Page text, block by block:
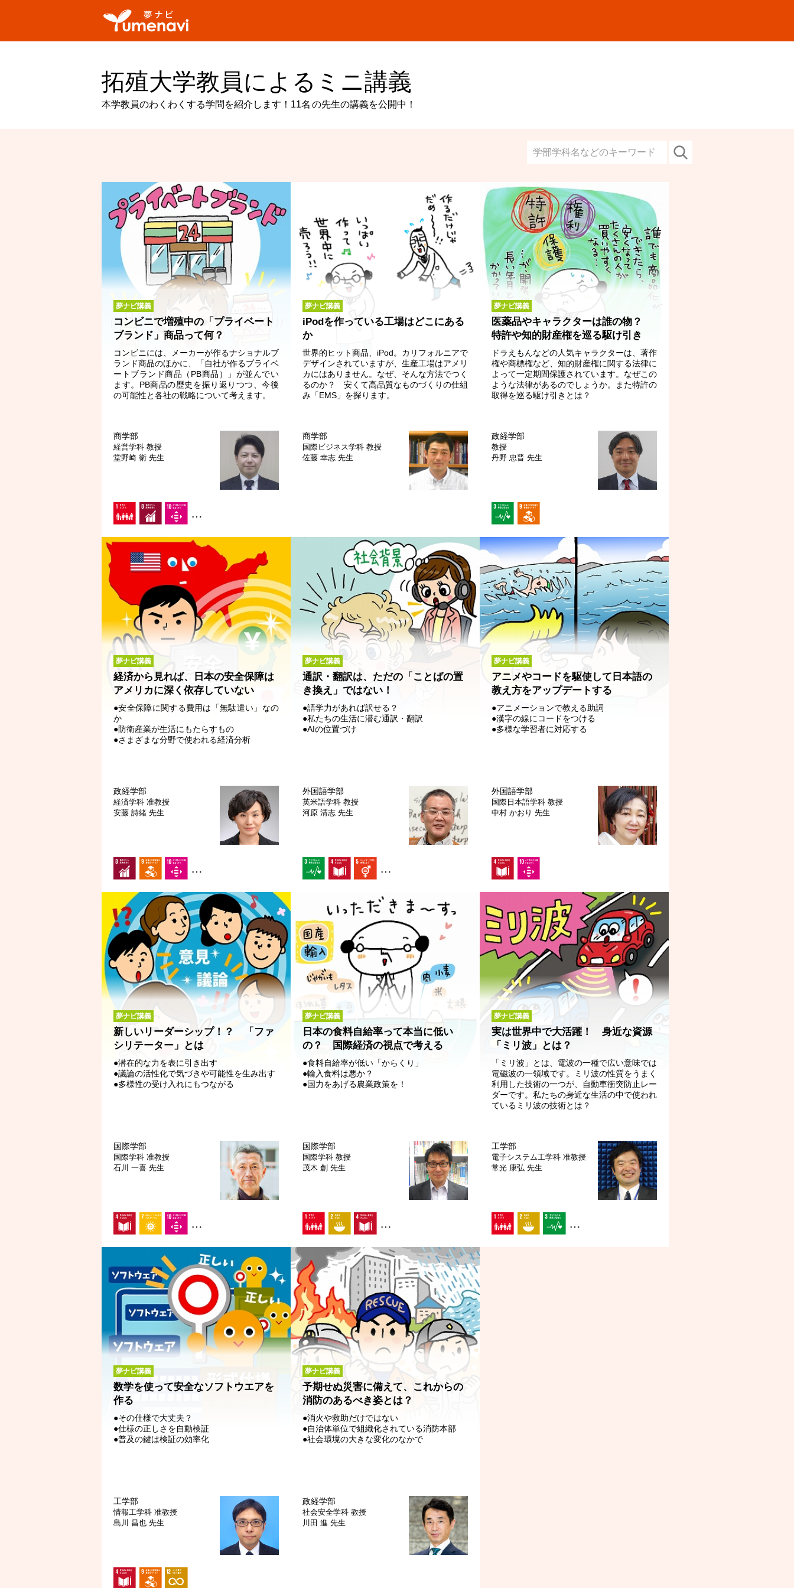
拓殖大学教員によるミニ講義
本学教員のわくわくする学問を紹介します！ 11名 の先生の講義を公開中！
夢ナビ講義
コンビニで増殖中の「プライベート
ブランド」商品って何？
コンビニには、メーカーが作るナショナルブ
ランド商品のほかに、「自社が作るプライベ
ートブランド商品（PB商品）」が並んでい
ます。PB商品の歴史を振り返りつつ、今後
の可能性と各社の戦略について考えます。
商学部
経営学科 教授
堂野崎 衛 先生
…
夢ナビ講義
iPodを作っている工場はどこにある
か
世界的ヒット商品、iPod。カリフォルニアで
デザインされていますが、生産工場はアメリ
カにはありません。なぜ、そんな方法でつく
るのか？ 安くて高品質なものづくりの仕組
み「EMS」を探ります。
商学部
国際ビジネス学科 教授
佐藤 幸志 先生
夢ナビ講義
医薬品やキャラクターは誰の物？
特許や知的財産権を巡る駆け引き
ドラえもんなどの人気キャラクターは、著作
権や商標権など、知的財産権に関する法律に
よって一定期間保護されています。なぜこの
ような法律があるのでしょうか。また特許の
取得を巡る駆け引きとは？
政経学部
教授
丹野 忠晋 先生
夢ナビ講義
経済から見れば、日本の安全保障は
アメリカに深く依存していない
●安全保障に関する費用は「無駄遣い」なの
か
●防衛産業が生活にもたらすもの
●さまざまな分野で使われる経済分析
政経学部
経済学科 准教授
安藤 詩緒 先生
…
夢ナビ講義
通訳・翻訳は、ただの「ことばの置
き換え」ではない！
●語学力があれば訳せる？
●私たちの生活に潜む通訳・翻訳
●AIの位置づけ
外国語学部
英米語学科 教授
河原 清志 先生
…
夢ナビ講義
アニメやコードを駆使して日本語の
教え方をアップデートする
●アニメーションで教える助詞
●漢字の線にコードをつける
●多様な学習者に対応する
外国語学部
国際日本語学科 教授
中村 かおり 先生
夢ナビ講義
新しいリーダーシップ！？ 「ファ
シリテーター」とは
●潜在的な力を表に引き出す
●議論の活性化で気づきや可能性を生み出す
●多様性の受け入れにもつながる
国際学部
国際学科 准教授
石川 一喜 先生
…
夢ナビ講義
日本の食料自給率って本当に低い
の？ 国際経済の視点で考える
●食料自給率が低い「からくり」
●輸入食料は悪か？
●国力をあげる農業政策を！
国際学部
国際学科 教授
茂木 創 先生
…
夢ナビ講義
実は世界中で大活躍！ 身近な資源
「ミリ波」とは？
「ミリ波」とは、電波の一種で広い意味では
電磁波の一領域です。ミリ波の性質をうまく
利用した技術の一つが、自動車衝突防止レー
ダーです。私たちの身近な生活の中で使われ
ているミリ波の技術とは？
工学部
電子システム工学科 准教授
常光 康弘 先生
…
夢ナビ講義
数学を使って安全なソフトウエアを
作る
●その仕様で大丈夫？
●仕様の正しさを自動検証
●普及の鍵は検証の効率化
工学部
情報工学科 准教授
島川 昌也 先生
夢ナビ講義
予期せぬ災害に備えて、これからの
消防のあるべき姿とは？
●消火や救助だけではない
●自治体単位で組織化されている消防本部
●社会環境の大きな変化のなかで
政経学部
社会安全学科 教授
川田 進 先生